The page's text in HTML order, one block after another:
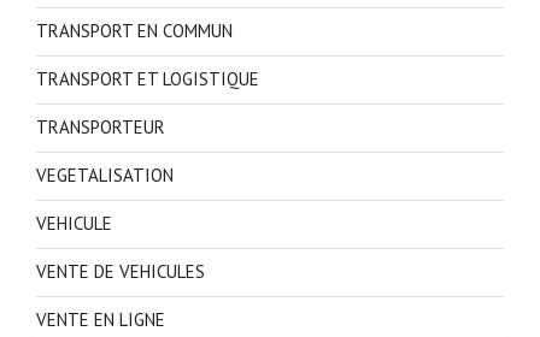
TRANSPORT EN COMMUN
TRANSPORT ET LOGISTIQUE
TRANSPORTEUR
VEGETALISATION
VEHICULE
VENTE DE VEHICULES
VENTE EN LIGNE